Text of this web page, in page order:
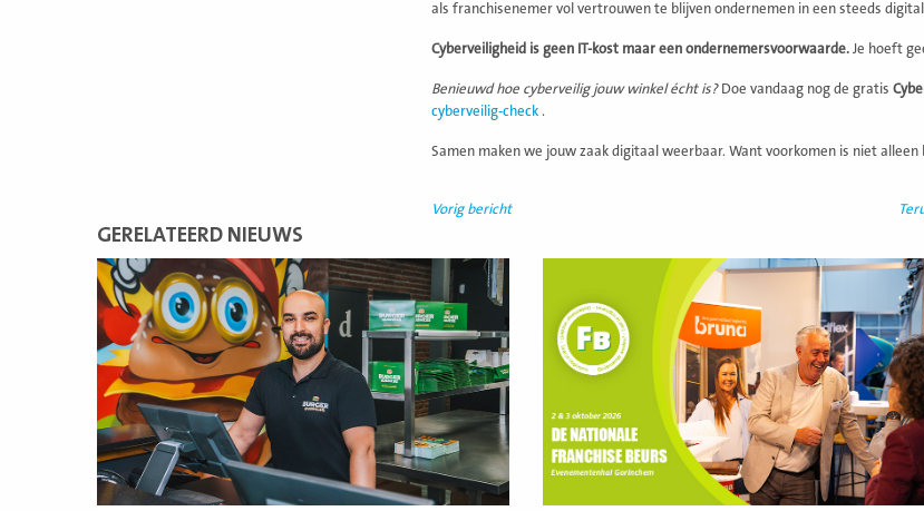
als franchisenemer vol vertrouwen te blijven ondernemen in een steeds
Cyberveiligheid is geen IT-kost maar een ondernemersvoorwaarde. Je hoeft
Benieuwd hoe cyberveilig jouw winkel écht is?Doe vandaag nog de gratis
cyberveilig-check .
Samen maken we jouw zaak digitaal weerbaar. Want voorkomen is niet
Vorig bericht
GERELATEERD NIEUWS
Lees
meer